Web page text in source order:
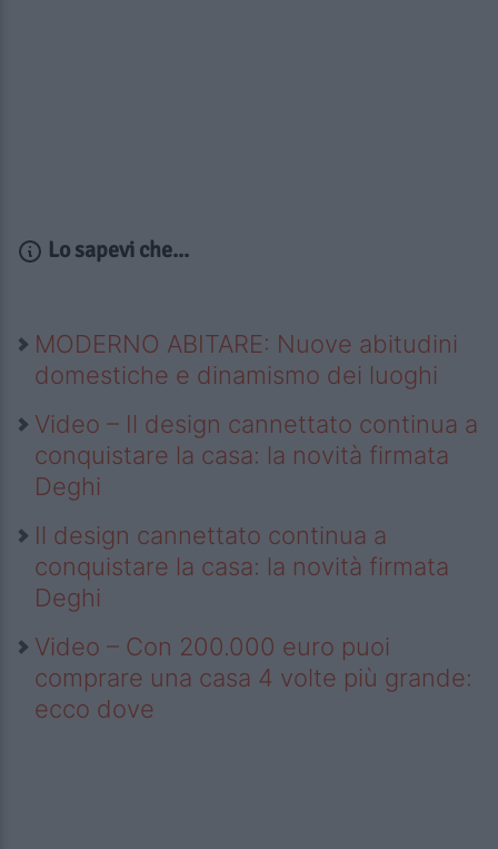
Lo sapevi che...
MODERNO ABITARE: Nuove abitudini
domestiche e dinamismo dei luoghi
Video – Il design cannettato continua a
conquistare la casa: la novità firmata
Deghi
Il design cannettato continua a
conquistare la casa: la novità firmata
Deghi
Video – Con 200.000 euro puoi
comprare una casa 4 volte più grande:
ecco dove